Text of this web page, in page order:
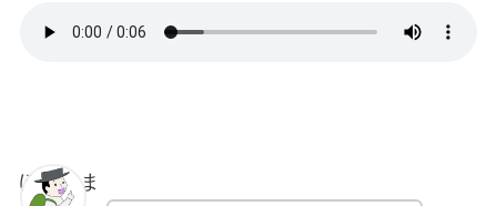
ぽちゃま